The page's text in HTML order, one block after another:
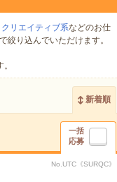
クリエイティブ系などのお仕
絞り込んでいただけます。
新着順
一括
応募
No.UTC《SURQC》